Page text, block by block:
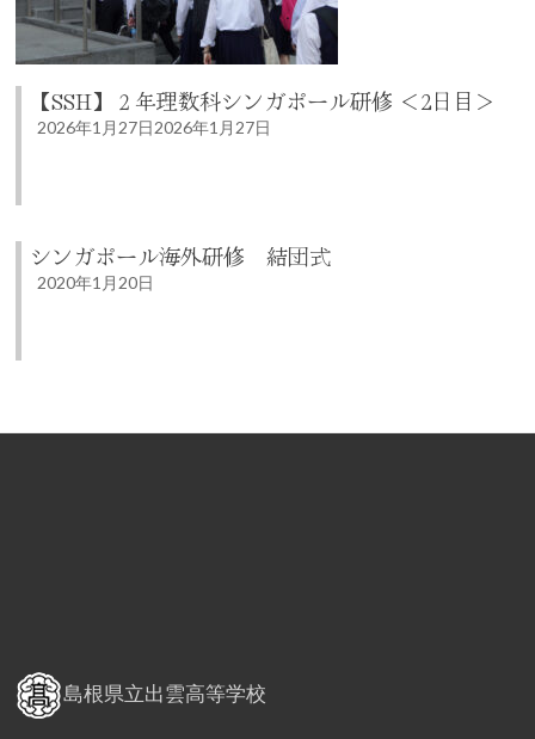
【SSH】２年理数科シンガポール研修 ＜2日目＞
2026年1月27日2026年1月27日
シンガポール海外研修 結団式
2020年1月20日
島根県立出雲高等学校